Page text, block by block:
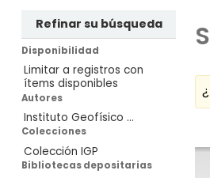
Refinar su búsqueda
Disponibilidad
Limitar a registros con
ítems disponibles
Autores
Instituto Geofísico ...
Colecciones
Colección IGP
Bibliotecas depositarias